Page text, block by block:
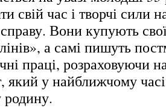
свій час і творчі сили
Вони купують
а самі пишуть
праці, розраховуючи
який у найближчому
родину.